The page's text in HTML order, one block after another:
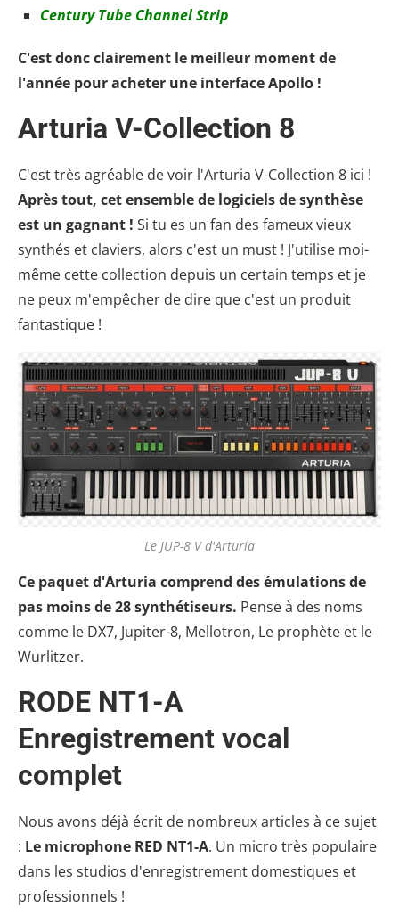
Century Tube Channel Strip
C'est donc clairement le meilleur moment de
l'année pour acheter une interface Apollo !
Arturia V-Collection 8
C'est très agréable de voir l'Arturia V-Collection 8 ici !
Après tout, cet ensemble de logiciels de synthèse
est un gagnant ! Si tu es un fan des fameux vieux
synthés et claviers, alors c'est un must ! J'utilise moi-
même cette collection depuis un certain temps et je
ne peux m'empêcher de dire que c'est un produit
fantastique !
Le JUP-8 V d'Arturia
Ce paquet d'Arturia comprend des émulations de
pas moins de 28 synthétiseurs. Pense à des noms
comme le DX7, Jupiter-8, Mellotron, Le prophète et le
Wurlitzer.
RODE NT1-A
Enregistrement vocal
complet
Nous avons déjà écrit de nombreux articles à ce sujet
: Le microphone RED NT1-A. Un micro très populaire
dans les studios d'enregistrement domestiques et
professionnels !